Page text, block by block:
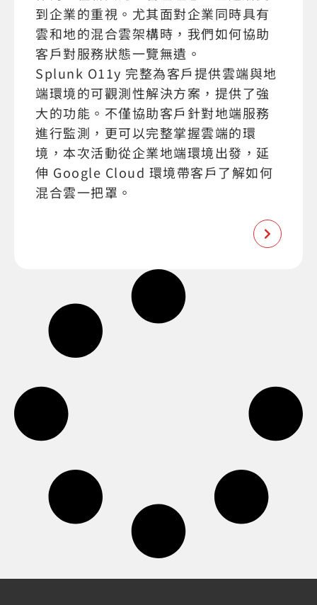
到企業的重視。尤其面對企業同時具有
雲和地的混合雲架構時，我們如何協助
客戶對服務狀態一覽無遺。
Splunk O11y 完整為客戶提供雲端與地
端環境的可觀測性解決方案，提供了強
大的功能。不僅協助客戶針對地端服務
進行監測，更可以完整掌握雲端的環
境，本次活動從企業地端環境出發，延
伸 Google Cloud 環境帶客戶了解如何
混合雲一把罩。